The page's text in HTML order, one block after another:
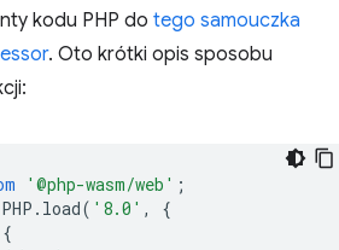
kodu PHP do tego samouczka
. Oto krótki opis sposobu
'@php-wasm/web' ;
PHP . load( '8.0' ,
{
{